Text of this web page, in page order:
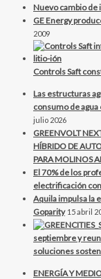
Nuevo cambio de
GE Energy
2009
Controls Saft
Las estructuras
consumo de
julio 2026
GREENVOLT
HÍBRIDO DE
PARA MOLINOS
El 70% de los
electrificación
Aquila impulsa la
Goparity 15 abril
septiembre y
soluciones
ENERGÍA Y